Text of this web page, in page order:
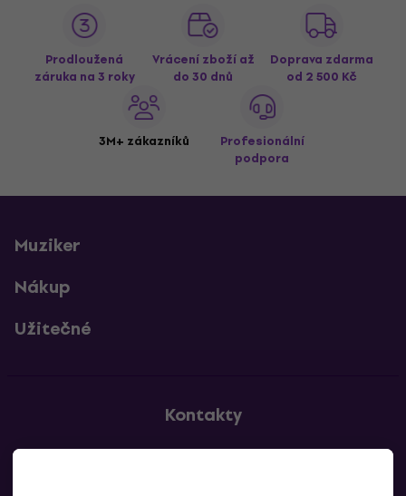
Prodloužená
záruka na 3 roky
Vrácení zboží až
do 30 dnů
Doprava zdarma
od 2 500 Kč
3M+ zákazníků
Profesionální
podpora
Muziker
Nákup
Užitečné
Kontakty